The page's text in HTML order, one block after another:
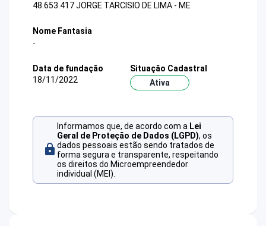
48.653.417 JORGE TARCISIO DE LIMA - ME
Nome Fantasia
-
Data de fundação
18/11/2022
Situação Cadastral
Ativa
Informamos que, de acordo com a Lei
Geral de Proteção de Dados (LGPD), os
dados pessoais estão sendo tratados de
forma segura e transparente, respeitando
os direitos do Microempreendedor
individual (MEI).